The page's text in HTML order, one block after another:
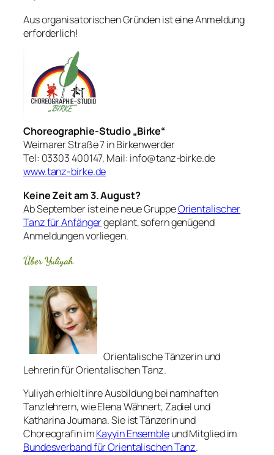
Aus organisatorischen Gründen ist eine Anmeldung
erforderlich!
Choreographie-Studio „Birke“
Weimarer Straße 7 in Birkenwerder
Tel: 03303 400147, Mail: info@tanz-birke.de
www.tanz-birke.de
Keine Zeit am 3. August?
Ab September ist eine neue GruppeOrientalischer
Tanz für Anfängergeplant, sofern genügend
Anmeldungen vorliegen.
Über Yuliyah
Orientalische Tänzerin und
Lehrerin für Orientalischen Tanz.
Yuliyah erhielt ihre Ausbildung bei namhaften
Tanzlehrern, wie Elena Wähnert, Zadiel und
Katharina Joumana. Sie ist Tänzerin und
Choreografin imKayyin Ensembleund Mitglied im
Bundesverband für Orientalischen Tanz.